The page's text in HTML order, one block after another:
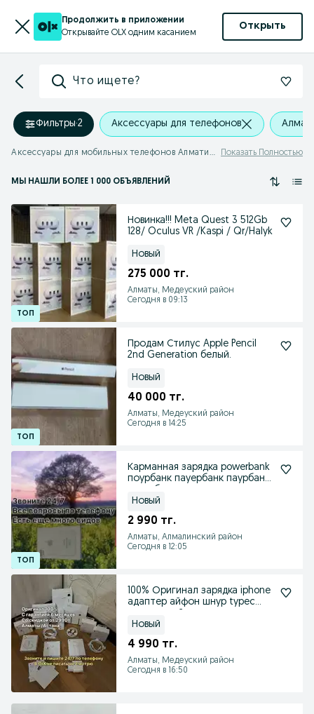
Продолжить в приложении
Открывайте OLX одним касанием
Открыть
Что ищете?
Фильтры·2 Аксессуары для телефонов
Аксессуары для мобильных телефонов Алматинская область Показать Полностью
МЫ НАШЛИ БОЛЕЕ 1 000 ОБЪЯВЛЕНИЙ
Новинка!!! Meta Quest 3 512Gb
128/ Oculus VR /Kaspi / Qr/Halyk
Новый
275 000 тг.
Алматы, Медеуский район
Сегодня в 09:13
Продам Стилус Apple Pencil
2nd Generation белый.
Новый
40 000 тг.
Алматы, Медеуский район
Сегодня в 14:25
Карманная зарядка powerbank
поурбанк пауербанк паурбанк
Новый
2 990 тг.
Алматы, Алмалинский район
Сегодня в 12:05
100% Оригинал зарядка iphone
адаптер айфон шнур typec
Новый
4 990 тг.
Алматы, Медеуский район
Сегодня в 16:50